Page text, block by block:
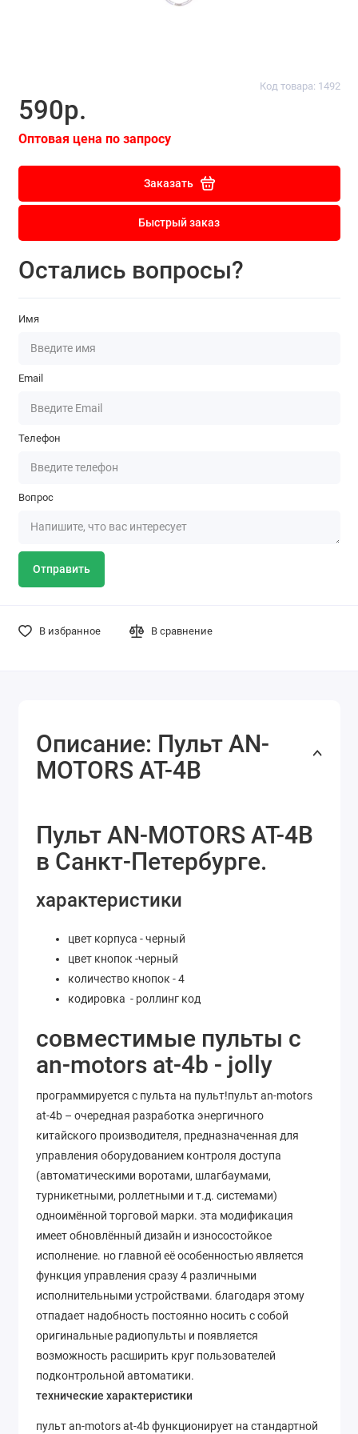
Код товара: 1492
590р.
Оптовая цена по запросу
Заказать
Быстрый заказ
Остались вопросы?
Имя
Email
Телефон
Вопрос
Отправить
В избранное В сравнение
Описание: Пульт AN-
MOTORS AT-4B
Пульт AN-MOTORS AT-4B
в Санкт-Петербурге.
характеристики
цвет корпуса - черный
цвет кнопок -черный
количество кнопок - 4
кодировка - роллинг код
совместимые пульты с
an-motors at-4b - jolly
программируется с пульта на пульт!пульт an-motors
at-4b – очередная разработка энергичного
китайского производителя, предназначенная для
управления оборудованием контроля доступа
(автоматическими воротами, шлагбаумами,
турникетными, роллетными и т.д. системами)
одноимённой торговой марки. эта модификация
имеет обновлённый дизайн и износостойкое
исполнение. но главной её особенностью является
функция управления сразу 4 различными
исполнительными устройствами. благодаря этому
отпадает надобность постоянно носить с собой
оригинальные радиопульты и появляется
возможность расширить круг пользователей
подконтрольной автоматики.
технические характеристики
пульт an-motors at-4b функционирует на стандартной